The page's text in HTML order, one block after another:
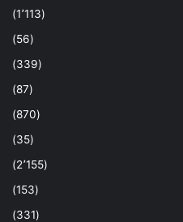
(1٬113)
(56)
(339)
(87)
(870)
(35)
(2٬155)
(153)
(331)